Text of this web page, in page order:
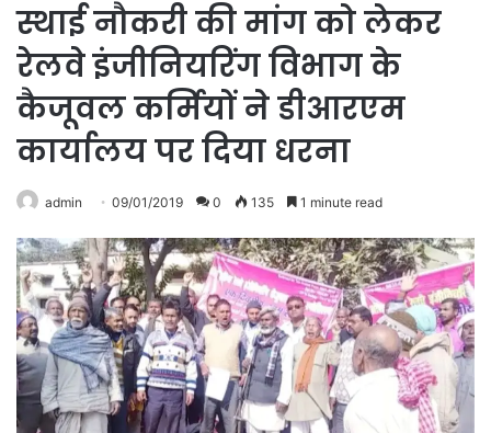
स्थाई नौकरी की मांग को लेकर
रेलवे इंजीनियरिंग विभाग के
कैजूवल कर्मियों ने डीआरएम
कार्यालय पर दिया धरना
admin 09/01/2019 0 135 1 minute read